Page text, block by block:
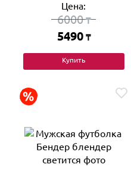
Цена:
6000₸
5490 ₸
Купить